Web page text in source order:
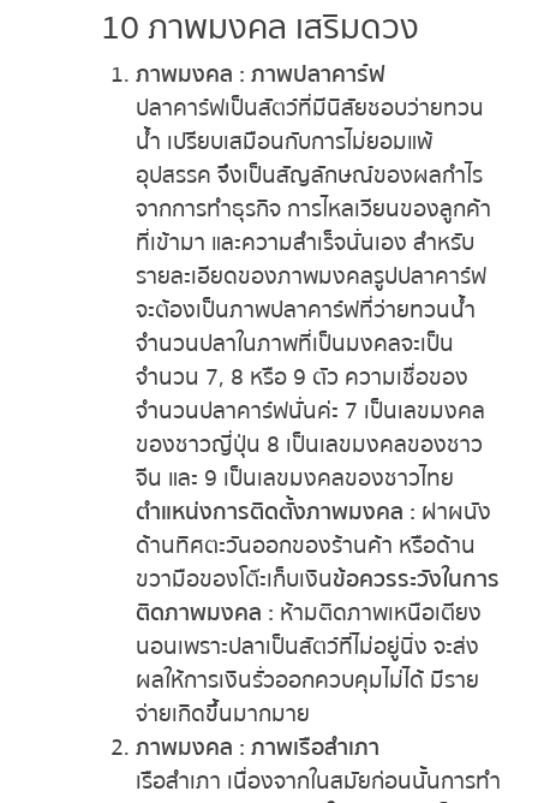
ถ่ายทอดสดหวยกัมพูชา GD
หวยหุ้นไทย เย็น
หวยหุ้นเกาหลี
หวยหุ้นนิเคอิ เช้า
หวยหุ้นนิเคอิ บ่าย
หวยหุ้นฮั่งเส็ง เช้า
หวยหุ้นฮั่งเส็ง บ่าย
หวยหุ้นจีน เช้า
หวยหุ้นจีน บ่าย
หวยหุ้นไต้หวัน
10 ภาพมงคล เสริมดวง
ภาพมงคล : ภาพปลาคาร์ฟ
ปลาคาร์ฟเป็นสัตว์ที่มีนิสัยชอบว่ายทวน
น้ำ เปรียบเสมือนกับการไม่ยอมแพ้
อุปสรรค จึงเป็นสัญลักษณ์ของผลกำไร
จากการทำธุรกิจ การไหลเวียนของลูกค้า
ที่เข้ามา และความสำเร็จนั่นเอง สำหรับ
รายละเอียดของภาพมงคลรูปปลาคาร์ฟ
จะต้องเป็นภาพปลาคาร์ฟที่ว่ายทวนน้ำ
จำนวนปลาในภาพที่เป็นมงคลจะเป็น
จำนวน 7, 8 หรือ 9 ตัว ความเชื่อของ
จำนวนปลาคาร์ฟนั่นค่ะ 7 เป็นเลขมงคล
ของชาวญี่ปุ่น 8 เป็นเลขมงคลของชาว
จีน และ 9 เป็นเลขมงคลของชาวไทย
ตำแหน่งการติดตั้งภาพมงคล : ฝาผนัง
ด้านทิศตะวันออกของร้านค้า หรือด้าน
ขวามือของโต๊ะเก็บเงินข้อควรระวังในการ
ติดภาพมงคล : ห้ามติดภาพเหนือเตียง
นอนเพราะปลาเป็นสัตว์ที่ไม่อยู่นิ่ง จะส่ง
ผลให้การเงินรั่วออกควบคุมไม่ได้ มีราย
จ่ายเกิดขึ้นมากมาย
ภาพมงคล : ภาพเรือสำเภา
เรือสำเภา เนื่องจากในสมัยก่อนนั้นการทำ